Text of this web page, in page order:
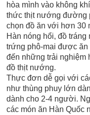
hòa mình vào không
thức thịt nướng đường
chọn đồ ăn với hơn 30
Hàn nóng hổi, đồ
trứng phô-mai được ăn
đến những trải nghiệm
đồ thịt nướng.
Thực đơn dễ gọi với
như thùng phuy lớn
dành cho 2-4 người.
các món ăn Hàn Quốc